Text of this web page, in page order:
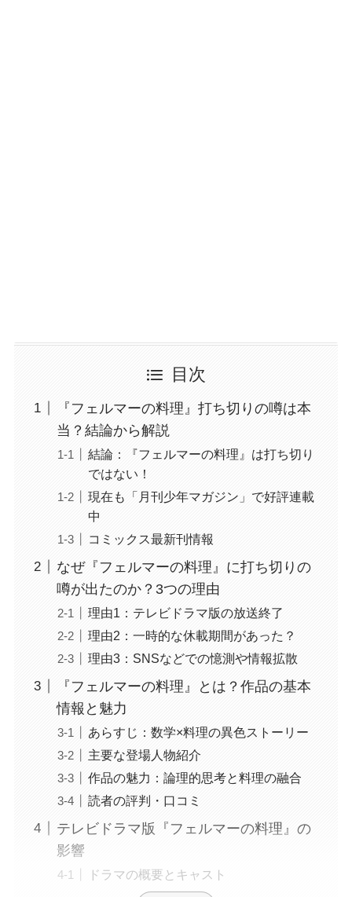
目次
『フェルマーの料理』打ち切りの噂は本
当？結論から解説
結論：『フェルマーの料理』は打ち切り
ではない！
現在も「月刊少年マガジン」で好評連載
中
コミックス最新刊情報
なぜ『フェルマーの料理』に打ち切りの
噂が出たのか？3つの理由
理由1：テレビドラマ版の放送終了
理由2：一時的な休載期間があった？
理由3：SNSなどでの憶測や情報拡散
『フェルマーの料理』とは？作品の基本
情報と魅力
あらすじ：数学×料理の異色ストーリー
主要な登場人物紹介
作品の魅力：論理的思考と料理の融合
読者の評判・口コミ
テレビドラマ版『フェルマーの料理』の
影響
ドラマの概要とキャスト